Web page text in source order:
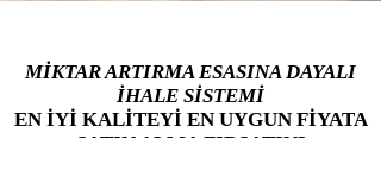
MİKTAR ARTIRMA ESASINA DAYALI
İHALE SİSTEMİ
EN İYİ KALİTEYİ EN UYGUN FİYATA
SATIN ALMA FIRSATINI